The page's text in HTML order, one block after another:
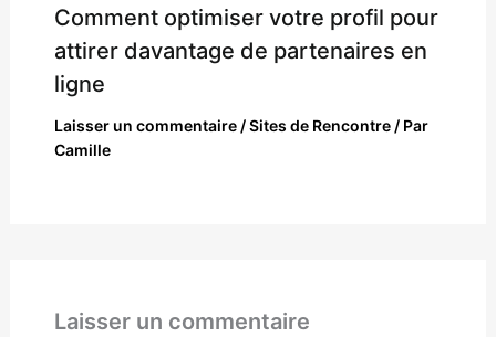
Comment optimiser votre profil pour
attirer davantage de partenaires en
ligne
Laisser un commentaire /Sites de Rencontre/ Par
Camille
Laisser un commentaire